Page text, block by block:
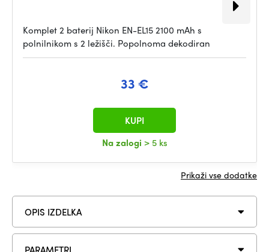
Komplet 2 baterij Nikon EN-EL15 2100 mAh s
polnilnikom s 2 ležišči. Popolnoma dekodiran
33 €
Na zalogi > 5 ks
KUPI
Prikaži vse dodatke
OPIS IZDELKA
PARAMETRI